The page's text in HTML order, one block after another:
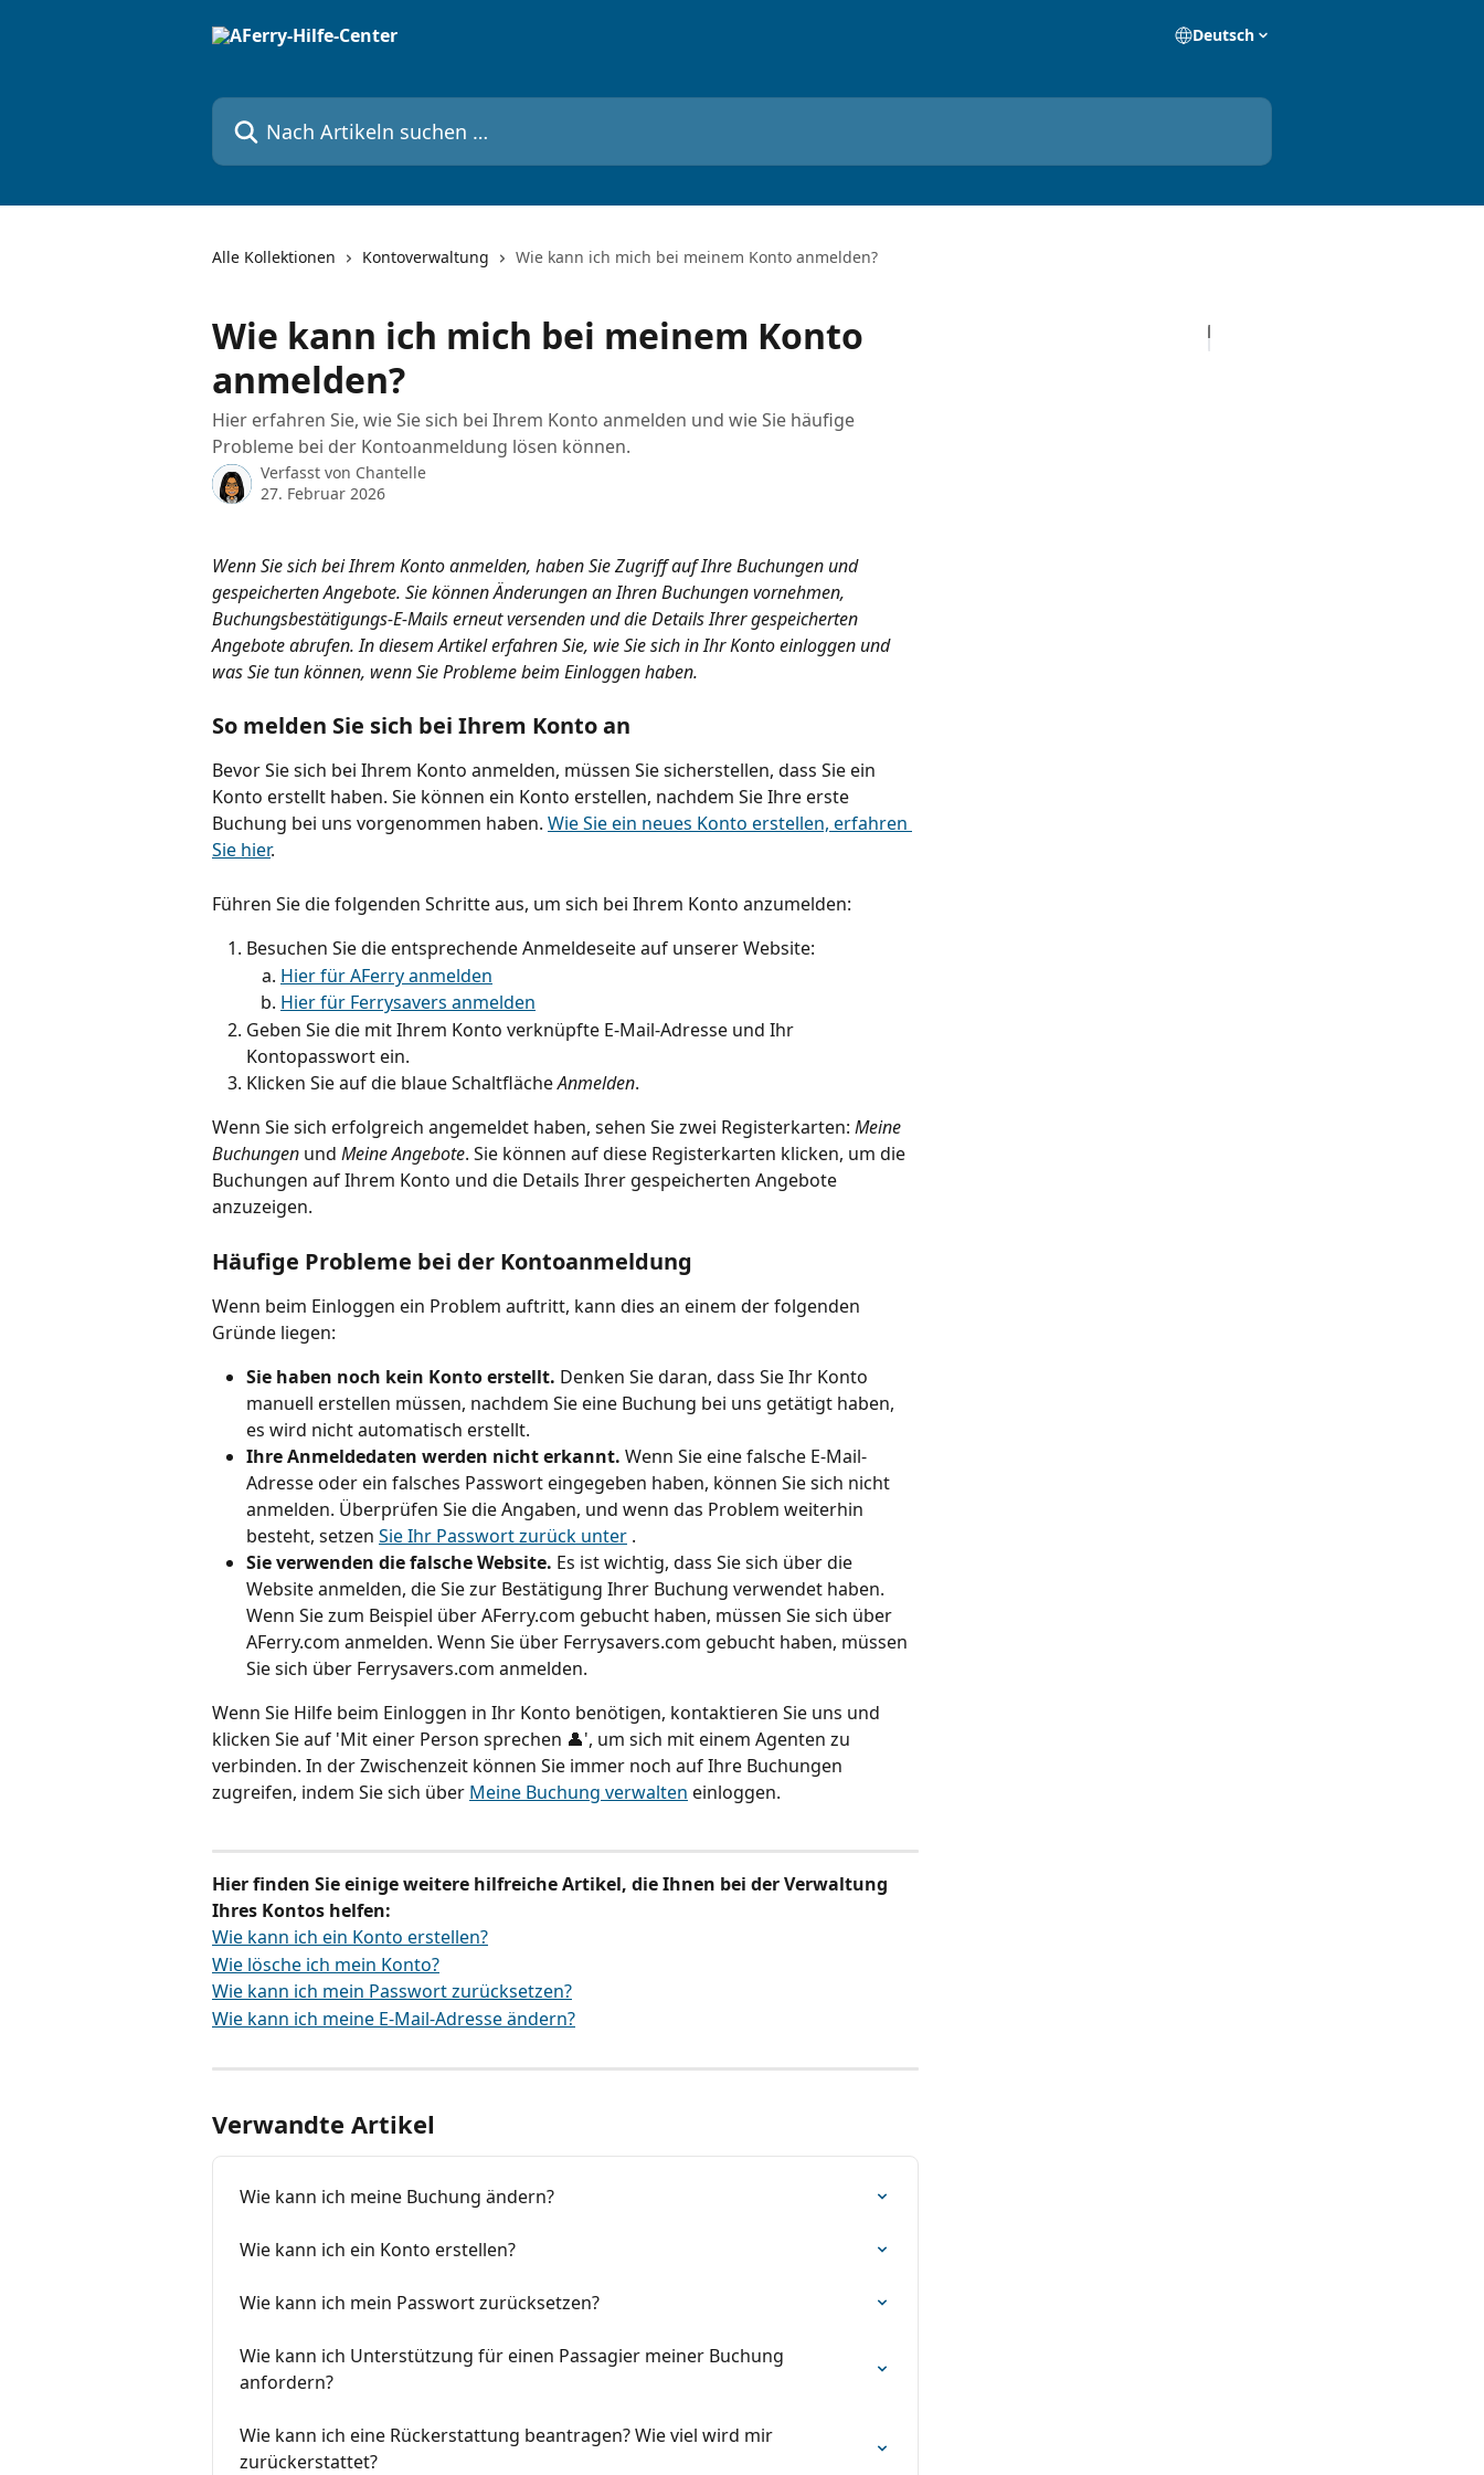
Deutsch
Nach Artikeln suchen …
Alle Kollektionen Kontoverwaltung Wie kann ich mich bei meinem Konto anmelden?
Wie kann ich mich bei meinem Konto
anmelden?
Hier erfahren Sie, wie Sie sich bei Ihrem Konto anmelden und wie Sie häufige
Probleme bei der Kontoanmeldung lösen können.
Verfasst von Chantelle
27. Februar 2026
Wenn Sie sich bei Ihrem Konto anmelden, haben Sie Zugriff auf Ihre Buchungen und
gespeicherten Angebote. Sie können Änderungen an Ihren Buchungen vornehmen,
Buchungsbestätigungs-E-Mails erneut versenden und die Details Ihrer gespeicherten
Angebote abrufen. In diesem Artikel erfahren Sie, wie Sie sich in Ihr Konto einloggen und
was Sie tun können, wenn Sie Probleme beim Einloggen haben.
So melden Sie sich bei Ihrem Konto an
Bevor Sie sich bei Ihrem Konto anmelden, müssen Sie sicherstellen, dass Sie ein
Konto erstellt haben. Sie können ein Konto erstellen, nachdem Sie Ihre erste
Buchung bei uns vorgenommen haben. Wie Sie ein neues Konto erstellen, erfahren
Sie hier.
Führen Sie die folgenden Schritte aus, um sich bei Ihrem Konto anzumelden:
Besuchen Sie die entsprechende Anmeldeseite auf unserer Website:
Hier für AFerry anmelden
Hier für Ferrysavers anmelden
Geben Sie die mit Ihrem Konto verknüpfte E-Mail-Adresse und Ihr
Kontopasswort ein.
Klicken Sie auf die blaue Schaltfläche Anmelden.
Wenn Sie sich erfolgreich angemeldet haben, sehen Sie zwei Registerkarten: Meine
Buchungen und Meine Angebote. Sie können auf diese Registerkarten klicken, um die
Buchungen auf Ihrem Konto und die Details Ihrer gespeicherten Angebote
anzuzeigen.
Häufige Probleme bei der Kontoanmeldung
Wenn beim Einloggen ein Problem auftritt, kann dies an einem der folgenden
Gründe liegen:
Sie haben noch kein Konto erstellt. Denken Sie daran, dass Sie Ihr Konto
manuell erstellen müssen, nachdem Sie eine Buchung bei uns getätigt haben,
es wird nicht automatisch erstellt.
Ihre Anmeldedaten werden nicht erkannt. Wenn Sie eine falsche E-Mail-
Adresse oder ein falsches Passwort eingegeben haben, können Sie sich nicht
anmelden. Überprüfen Sie die Angaben, und wenn das Problem weiterhin
besteht, setzen Sie Ihr Passwort zurück unter .
Sie verwenden die falsche Website. Es ist wichtig, dass Sie sich über die
Website anmelden, die Sie zur Bestätigung Ihrer Buchung verwendet haben.
Wenn Sie zum Beispiel über AFerry.com gebucht haben, müssen Sie sich über
AFerry.com anmelden. Wenn Sie über Ferrysavers.com gebucht haben, müssen
Sie sich über Ferrysavers.com anmelden.
Wenn Sie Hilfe beim Einloggen in Ihr Konto benötigen, kontaktieren Sie uns und
klicken Sie auf 'Mit einer Person sprechen 👤', um sich mit einem Agenten zu
verbinden. In der Zwischenzeit können Sie immer noch auf Ihre Buchungen
zugreifen, indem Sie sich über Meine Buchung verwalten einloggen.
Hier finden Sie einige weitere hilfreiche Artikel, die Ihnen bei der Verwaltung
Ihres Kontos helfen:
Wie kann ich ein Konto erstellen?
Wie lösche ich mein Konto?
Wie kann ich mein Passwort zurücksetzen?
Wie kann ich meine E-Mail-Adresse ändern?
Verwandte Artikel
Wie kann ich meine Buchung ändern?
Wie kann ich ein Konto erstellen?
Wie kann ich mein Passwort zurücksetzen?
Wie kann ich Unterstützung für einen Passagier meiner Buchung
anfordern?
Wie kann ich eine Rückerstattung beantragen? Wie viel wird mir
zurückerstattet?